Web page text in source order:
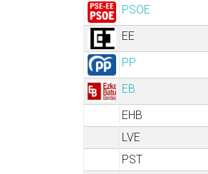
PSOE
EE
PP
EB
EHB
LVE
PST